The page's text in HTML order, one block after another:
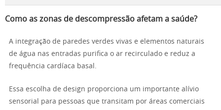
Como as zonas de descompressão afetam a saúde?
A integração de paredes verdes vivas e elementos naturais
de água nas entradas purifica o ar recirculado e reduz a
frequência cardíaca basal.
Essa escolha de design proporciona um importante alívio
sensorial para pessoas que transitam por áreas comerciais